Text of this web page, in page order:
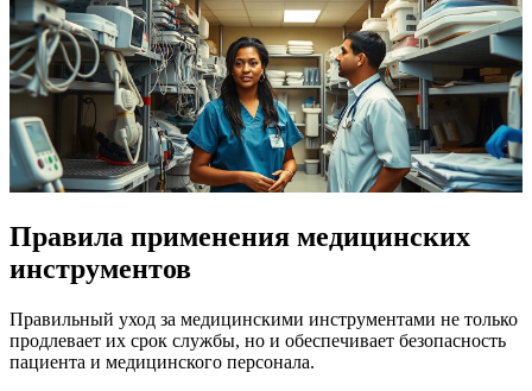
Правила применения медицинских
инструментов
Правильный уход за медицинскими инструментами не только
продлевает их срок службы, но и обеспечивает безопасность
пациента и медицинского персонала.